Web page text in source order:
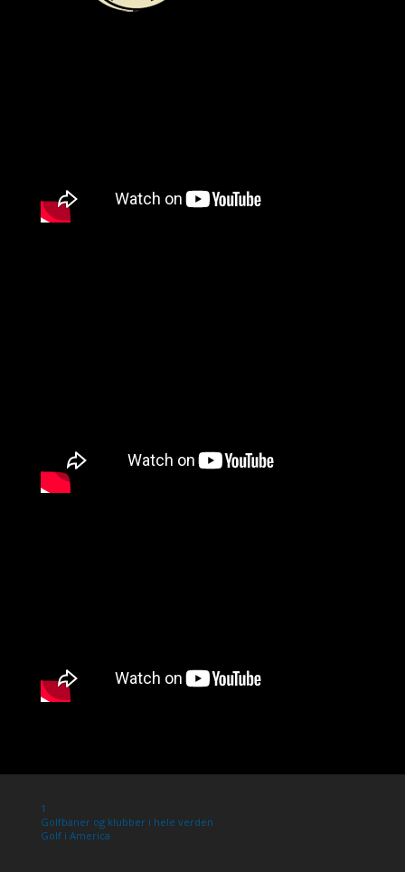
1
Golfbaner og klubber i hele verden
Golf i America